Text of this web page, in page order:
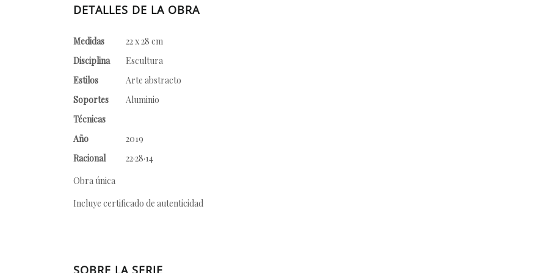
DETALLES DE LA OBRA
Medidas
22 x 28 cm
Disciplina
Escultura
Estilos
Arte abstracto
Soportes
Aluminio
Técnicas
Año
2019
Racional
22·28·14
Obra única
Incluye certificado de autenticidad
SOBRE LA SERIE